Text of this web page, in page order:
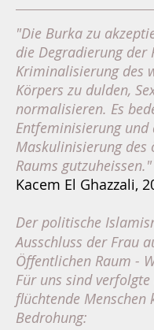
​"Die Burka zu
die Degradierung der
Kriminalisierung des
Körpers zu dulden,
normalisieren. Es
Entfeminisierung und
Maskulinisierung des
Raums gutzuheissen."
Kacem El Ghazzali,
Der politische
Ausschluss der Frau
Öffentlichen Raum -
Für uns sind
flüchtende Menschen
Bedrohung: